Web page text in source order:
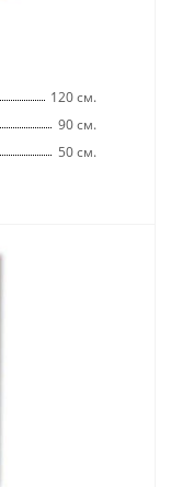
120 см.
90 см.
50 см.